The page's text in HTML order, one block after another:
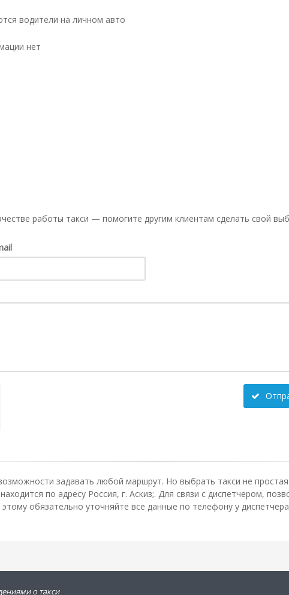
водители на личном авто
нет
работы такси — помогите другим клиентам сделать свой
задавать любой маршрут. Но выбрать такси не
по адресу Россия, г. Аскиз;. Для связи с диспетчером,
обязательно уточняйте все данные по телефону у
о такси